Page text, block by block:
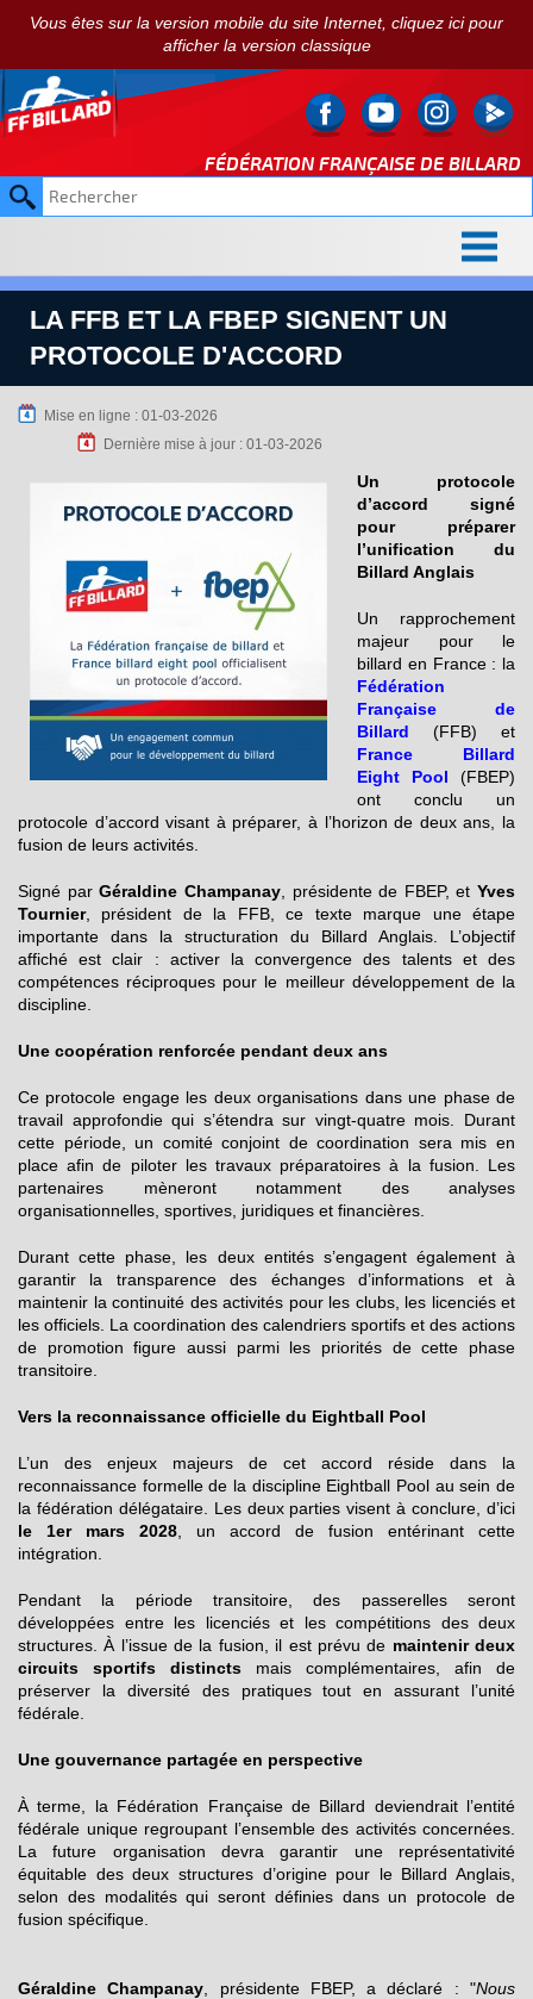
Vous êtes sur la version mobile du site Internet, cliquez ici pour
afficher la version classique
FÉDÉRATION FRANÇAISE DE BILLARD
LA FFB ET LA FBEP SIGNENT UN
PROTOCOLE D'ACCORD
Mise en ligne : 01-03-2026
Dernière mise à jour : 01-03-2026
Un protocole
d’accord signé
pour préparer
l’unification du
Billard Anglais
Un rapprochement
majeur pour le
billard en France : la
Fédération
Française de
Billard (FFB) et
France Billard
Eight Pool (FBEP)
ont conclu un
protocole d’accord visant à préparer, à l’horizon de deux ans, la
fusion de leurs activités.
Signé parGéraldine Champanay, présidente de FBEP, et Yves
Tournier, président de la FFB, ce texte marque une étape
importante dans la structuration du Billard Anglais. L’objectif
affiché est clair : activer la convergence des talents et des
compétences réciproques pour le meilleur développement de la
discipline.
Une coopération renforcée pendant deux ans
Ce protocole engage les deux organisations dans une phase de
travail approfondie qui s’étendra sur vingt-quatre mois. Durant
cette période, un comité conjoint de coordination sera mis en
place afin de piloter les travaux préparatoires à la fusion. Les
partenaires mèneront notamment des analyses
organisationnelles, sportives, juridiques et financières.
Durant cette phase, les deux entités s’engagent également à
garantir la transparence des échanges d’informations et à
maintenir la continuité des activités pour les clubs, les licenciés et
les officiels. La coordination des calendriers sportifs et des actions
de promotion figure aussi parmi les priorités de cette phase
transitoire.
Vers la reconnaissance officielle du Eightball Pool
L’un des enjeux majeurs de cet accord réside dans la
reconnaissance formelle de la discipline Eightball Pool au sein de
la fédération délégataire. Les deux parties visent à conclure, d’ici
le 1er mars 2028 , un accord de fusion entérinant cette
intégration.
Pendant la période transitoire, des passerelles seront
développées entre les licenciés et les compétitions des deux
structures. À l’issue de la fusion, il est prévu de maintenir deux
circuits sportifs distincts mais complémentaires, afin de
préserver la diversité des pratiques tout en assurant l’unité
fédérale.
Une gouvernance partagée en perspective
À terme, la Fédération Française de Billard deviendrait l’entité
fédérale unique regroupant l’ensemble des activités concernées.
La future organisation devra garantir une représentativité
équitable des deux structures d’origine pour le Billard Anglais,
selon des modalités qui seront définies dans un protocole de
fusion spécifique.
Géraldine Champanay , présidente FBEP, a déclaré : "Nous